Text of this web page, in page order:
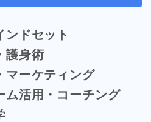
ンドセット
護身術
マーケティング
ム活用・コーチング